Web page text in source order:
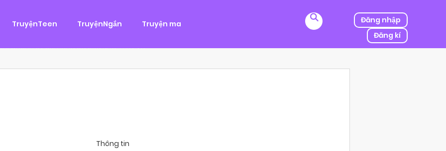
TruyệnTeen TruyệnNgắn Truyện ma
Đăng nhập
Đăng kí
Tình Cảm
Hùng, một tên cướp biển chân chính. Cho đến một ngày, cô bị kẻ thù của ba mình bắt cóc, người được mệnh danh
Chánh Uy săn lùng ba của Nhã Thụy và...
Thông tin